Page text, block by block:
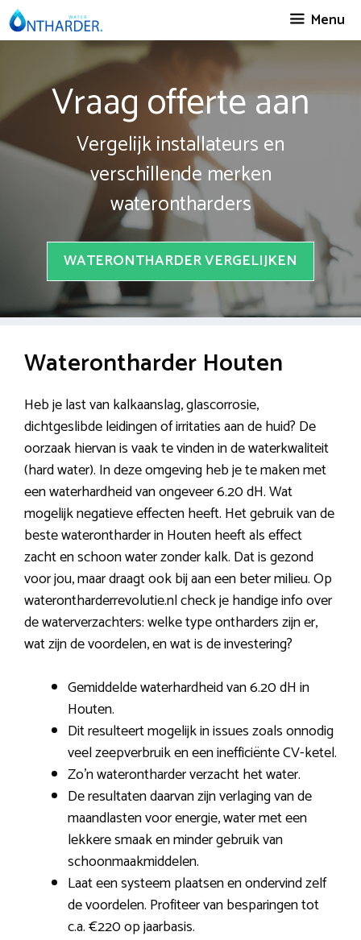
Spring
naar
Menu
Vraag offerte aan
Vergelijk installateurs en
verschillende merken
waterontharders
WATERONTHARDER VERGELIJKEN
Waterontharder Houten
Heb je last van kalkaanslag, glascorrosie,
dichtgeslibde leidingen of irritaties aan de huid? De
oorzaak hiervan is vaak te vinden in de waterkwaliteit
(hard water). In deze omgeving heb je te maken met
een waterhardheid van ongeveer 6.20 dH. Wat
mogelijk negatieve effecten heeft. Het gebruik van de
beste waterontharder in Houten heeft als effect
zacht en schoon water zonder kalk. Dat is gezond
voor jou, maar draagt ook bij aan een beter milieu. Op
waterontharderrevolutie.nl check je handige info over
de waterverzachters: welke type ontharders zijn er,
wat zijn de voordelen, en wat is de investering?
Gemiddelde waterhardheid van 6.20 dH in
Houten.
Dit resulteert mogelijk in issues zoals onnodig
veel zeepverbruik en een inefficiënte CV-ketel.
Zo’n waterontharder verzacht het water.
De resultaten daarvan zijn verlaging van de
maandlasten voor energie, water met een
lekkere smaak en minder gebruik van
schoonmaakmiddelen.
Laat een systeem plaatsen en ondervind zelf
de voordelen. Profiteer van besparingen tot
c.a. €220 op jaarbasis.